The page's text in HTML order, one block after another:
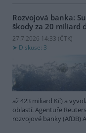
Rozvojová banka:
škody za 20 miliard
27.7.2026 14:33 (ČTK)
Diskuse: 3
až 423 miliard Kč) a
oblastí. Agentuře
rozvojové banky (AfDB)